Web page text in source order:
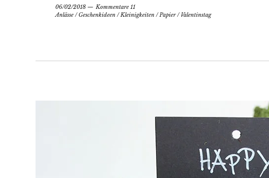
06/02/2018
Kommentare 11
Anlässe /Geschenkideen /Kleinigkeiten /Papier/ Valentinstag